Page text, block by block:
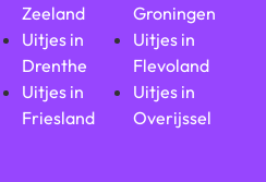
Zeeland
Uitjes in
Drenthe
Uitjes in
Friesland
Groningen
Uitjes in
Flevoland
Uitjes in
Overijssel